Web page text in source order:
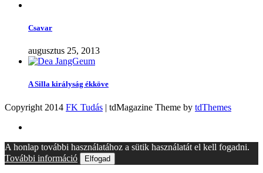
Csavar
augusztus 25, 2013
A Silla királyság ékköve
Copyright 2014 FK Tudás | tdMagazine Theme by tdThemes
A honlap további használatához a sütik használatát el kell fogadni.
További információ
Elfogad